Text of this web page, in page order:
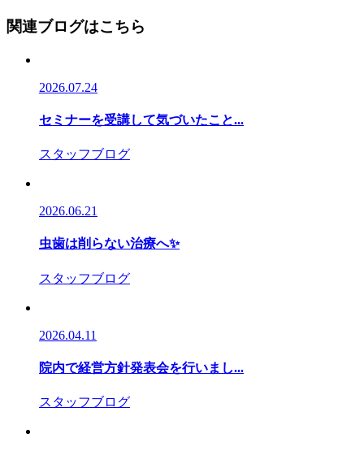
関連ブログはこちら
2026.07.24
セミナーを受講して気づいたこと...
スタッフブログ
2026.06.21
虫歯は削らない治療へ✨
スタッフブログ
2026.04.11
院内で経営方針発表会を行いまし...
スタッフブログ